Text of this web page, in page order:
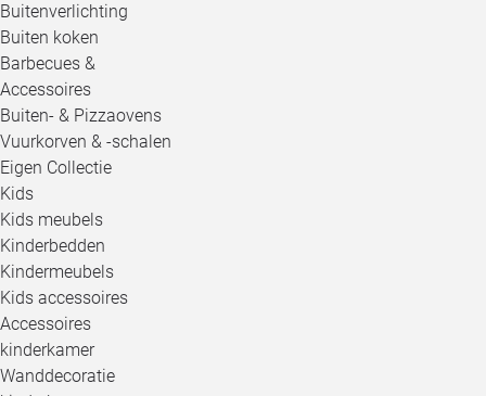
Buitenverlichting
Buiten koken
Barbecues &
Accessoires
Buiten- & Pizzaovens
Vuurkorven & -schalen
Eigen Collectie
Kids
Kids meubels
Kinderbedden
Kindermeubels
Kids accessoires
Accessoires
kinderkamer
Wanddecoratie